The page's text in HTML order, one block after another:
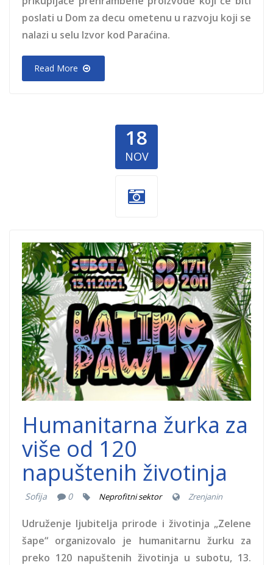
poslati u Dom za decu ometenu u razvoju koji se
nalazi u selu Izvor kod Paraćina.
Read More
18
NOV
Zurka-za-
zivotinje.jpg
Humanitarna žurka za
više od 120
napuštenih životinja
Sofija 0 Neprofitni sektor Zrenjanin
Udruženje ljubitelja prirode i životinja „Zelene
šape“ organizovalo je humanitarnu žurku za
preko 120 napuštenih životinja u subotu, 13.